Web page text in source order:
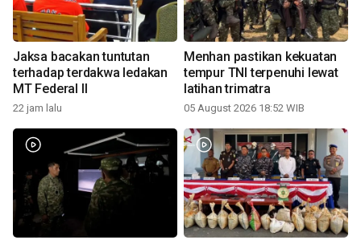
Jaksa bacakan tuntutan
terhadap terdakwa ledakan
MT Federal II
22 jam lalu
Menhan pastikan kekuatan
tempur TNI terpenuhi lewat
latihan trimatra
05 August 2026 18:52 WIB